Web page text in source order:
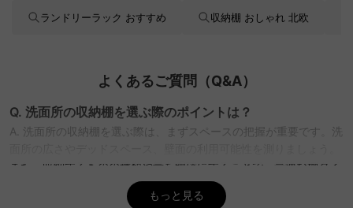
ランドリーラック おすすめ 収納棚 おしゃれ 北欧
よくあるご質問（Q&A）
Q. 洗面所の収納棚を選ぶ際のポイントは？
A. 洗面所の収納棚を選ぶ際は、まずスペースの把握が重要です。洗
また、収納するものの種類や量を明確にすることで、最適な棚タイ
プを選べます。掃除のしやすさや素材の湿気耐性も考慮すると、長
く快適に使用できます。CAGUUUでは、無料インテリア提案
もっと見る